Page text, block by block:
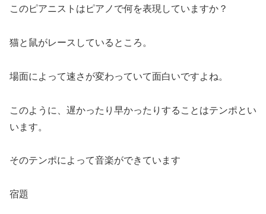
このピアニストはピアノで何を表現していますか？
猫と鼠がレースしているところ。
場面によって速さが変わっていて面白いですよね。
このように、遅かったり早かったりすることはテンポとい
います。
そのテンポによって音楽ができています
宿題